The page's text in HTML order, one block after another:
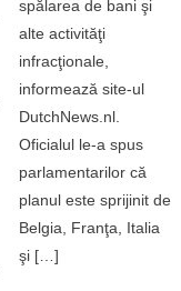
spălarea de bani şi
alte activităţi
infracţionale,
informează site-ul
DutchNews.nl.
Oficialul le-a spus
parlamentarilor că
planul este sprijinit de
Belgia, Franţa, Italia
şi […]